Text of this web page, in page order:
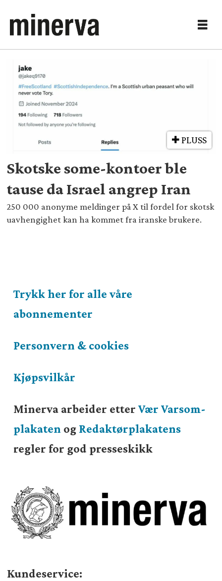
Tag:
internettforstyrrelser
PLUSS
Skotske some-kontoer ble
tause da Israel angrep Iran
250 000 anonyme meldinger på X til fordel for skotsk
uavhengighet kan ha kommet fra iranske brukere.
Trykk her for alle våre
abonnementer
Personvern & cookies
Kjøpsvilkår
Minerva arbeider etterVær Varsom-
plakaten og Redaktørplakatens
regler for god presseskikk
Kundeservice: